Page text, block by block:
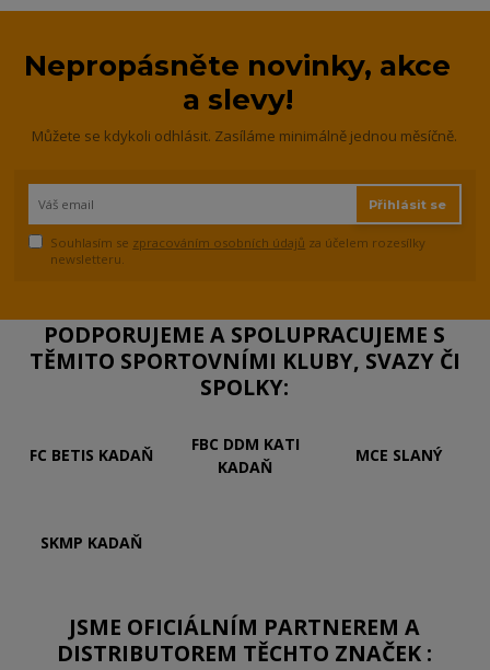
Nepropásněte novinky, akce
a slevy!
Můžete se kdykoli odhlásit. Zasíláme minimálně jednou měsíčně.
Přihlásit se
Souhlasím se zpracováním osobních údajů za účelem rozesílky
newsletteru.
PODPORUJEME A SPOLUPRACUJEME S
TĚMITO SPORTOVNÍMI KLUBY, SVAZY ČI
SPOLKY:
FC BETIS KADAŇ
FBC DDM KATI
KADAŇ
MCE SLANÝ
SKMP KADAŇ
JSME OFICIÁLNÍM PARTNEREM A
DISTRIBUTOREM TĚCHTO ZNAČEK :